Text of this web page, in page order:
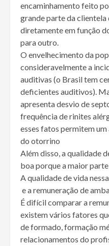
encaminhamento feito
grande parte da
diretamente em função
para outro.
O envelhecimento da
consideravelmente a
auditivas (o Brasil tem
deficientes auditivos).
apresenta desvio de
frequência de rinites
esses fatos permitem
do otorrino
Além disso, a qualidade
boa porque a maior
A qualidade de vida
e a remuneração de
É difícil comparar a
existem vários fatores
de formado, formação
relacionamentos do